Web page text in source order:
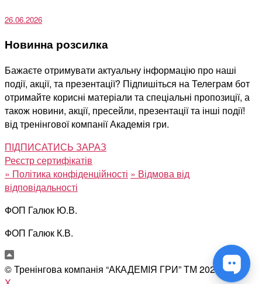
26.06.2026
Новинна розсилка
Бажаєте отримувати актуальну інформацію про наші
події, акції, та презентації? Підпишіться на Телеграм бот
отримайте корисні матеріали та спеціальні пропозиції, а
також новини, акції, пресейли, презентації та інші події!
від тренінгової компанії Академія гри.
ПІДПИСАТИСЬ ЗАРАЗ
Реєстр сертифікатів
» Політика конфіденційності » Відмова від
відповідальності
ФОП Галюк Ю.В.
ФОП Галюк К.В.
© Тренінгова компанія “АКАДЕМІЯ ГРИ” ТМ 2026